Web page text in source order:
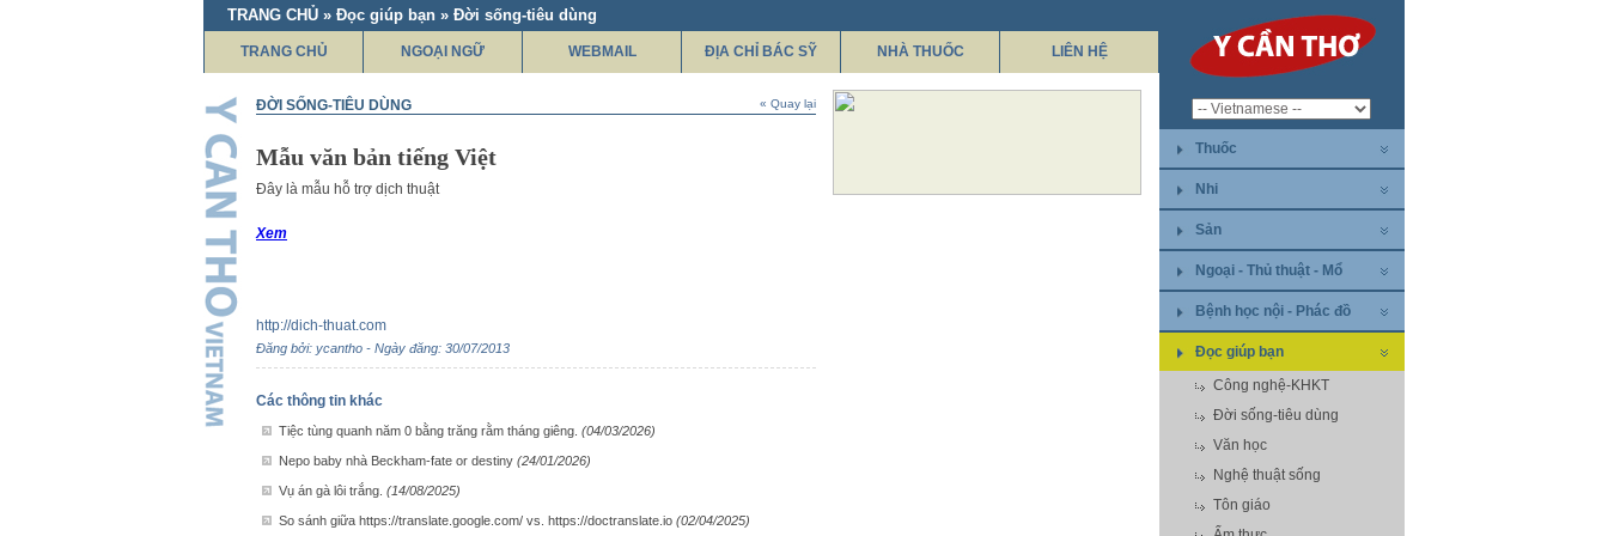
TRANG CHỦ » Đọc giúp bạn » Đời sống-tiêu dùng
TRANG CHỦ NGOẠI NGỮ WEBMAIL ĐỊA CHỈ BÁC SỸ NHÀ THUỐC LIÊN HỆ
ĐỜI SỐNG-TIÊU DÙNG « Quay lại
Mẫu văn bản tiếng Việt
Đây là mẫu hỗ trợ dịch thuật
Xem
http://dich-thuat.com
Đăng bởi: ycantho - Ngày đăng: 30/07/2013
Các thông tin khác
Tiệc tùng quanh năm 0 bằng trăng rằm tháng giêng. (04/03/2026)
Nepo baby nhà Beckham-fate or destiny (24/01/2026)
Vụ án gà lôi trắng. (14/08/2025)
So sánh giữa https://translate.google.com/ vs. https://doctranslate.io (02/04/2025)
Thuốc
Nhi
Sản
Ngoại - Thủ thuật - Mổ
Bệnh học nội - Phác đồ
Đọc giúp bạn
Công nghệ-KHKT
Đời sống-tiêu dùng
Văn học
Nghệ thuật sống
Tôn giáo